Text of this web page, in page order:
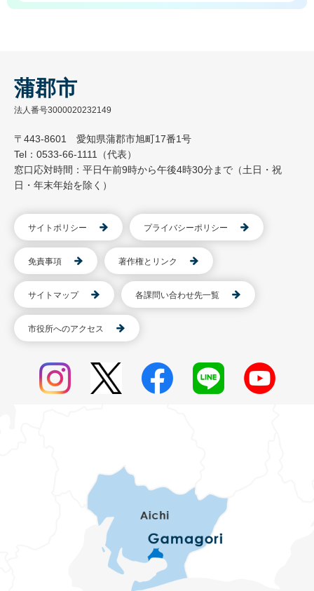
蒲郡市
法人番号3000020232149
〒443-8601 愛知県蒲郡市旭町17番1号
Tel：0533-66-1111（代表）
窓口応対時間：平日午前9時から午後4時30分まで（土日・祝
日・年末年始を除く）
サイトポリシー プライバシーポリシー
免責事項 著作権とリンク
サイトマップ 各課問い合わせ先一覧
市役所へのアクセス